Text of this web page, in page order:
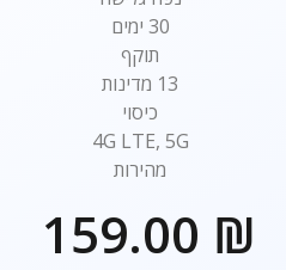
30 ימים
תוקף
13 מדינות
כיסוי
4G LTE, 5G
מהירות
159.00 ₪